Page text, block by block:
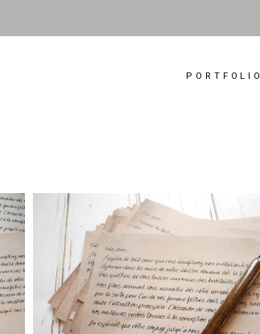
PORTFOLIO